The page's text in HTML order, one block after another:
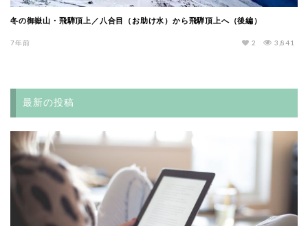
冬の御嶽山・飛騨頂上／八合目（お助け水）から飛騨頂上へ（後編）
7年前 3,841
2
最新の投稿